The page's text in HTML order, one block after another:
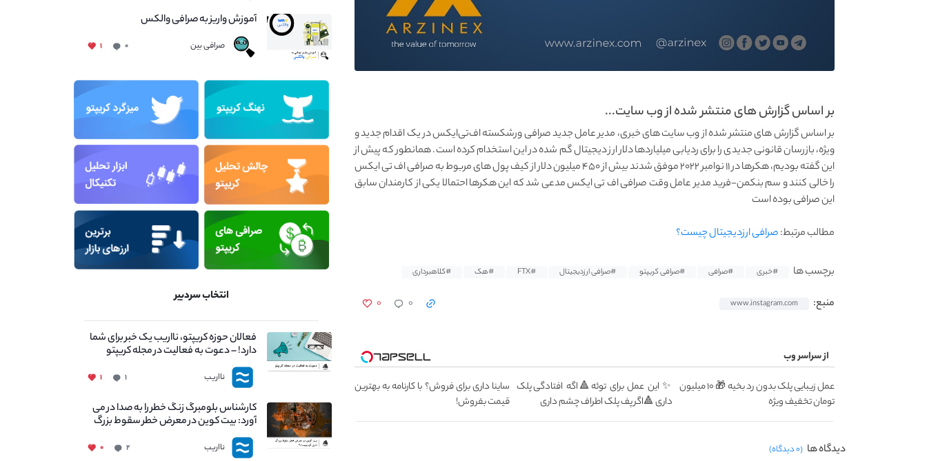
بر اساس گزارش های منتشر شده از وب سایت...
بر اساس گزارش های منتشر شده از وب سایت های خبری، مدیر عامل جدید صرافی ورشکسته اف‌تی‌ایکس در یک اقدام جدید و
ویژه، بازرسان قانونی جدیدی را برای ردیابی میلیاردها دلار ارز دیجیتال گم‌ شده در این استخدام کرده است. همانطور که پیش از
این گفته بودیم، هکرها در ۱۱ نوامبر ۲۰۲۲ موفق شدند بیش از ۴۵۰ میلیون دلار از کیف پول های مربوط به صرافی اف تی ایکس
را خالی کنند و سم بنکمن-فرید مدیر عامل وقت صرافی اف تی ایکس مدعی شد که این هکرها احتمالا یکی از کارمندان سابق
این صرافی بوده است
مطالب مرتبط:صرافی ارزدیجیتال چیست؟
برچسب ها #خبری #صرافی #صرافی کریپتو #صرافی ارزدیجیتال #FTX #هک #کلاهبرداری
منبع: www.instagram.com ۰ ۰
از سراسر وب
عمل زیبایی پلک بدون رد بخیه 🎁 ۱۰ میلیون
تومان تخفیف ویژه
✨ این عمل برای توئه🔺اگه افتادگی پلک
داری 🔺اگر پف پلک اطراف چشم داری
ساینا داری برای فروش؟ با کارنامه به بهترین
قیمت بفروش!
دیدگاه ها (۰ دیدگاه)
آموزش واریز به صرافی والکس
صرافی بین ۰ ۱
انتخاب سردبیر
فعالان حوزه کریپتو، نااریب یک خبر برای شما
دارد! – دعوت به فعالیت در مجله کریپتو
نااریب ۱ ۱
کارشناس بلومبرگ زنگ خطر را به صدا در می
آورد: بیت کوین در معرض خطر سقوط بزرگ
است - دلیل آن چیست؟
نااریب ۲ ۰